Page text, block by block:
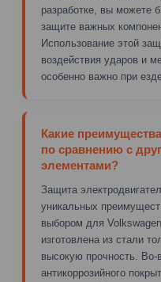
разработке, вы можете
защите важных
Использование этой
воздействия ударов и
особенно важно при
Какие
по сравнению с
элементами?
Защита
уникальных
выбором для
изготовлена из стали
высокую прочность. Во-
антикоррозийного